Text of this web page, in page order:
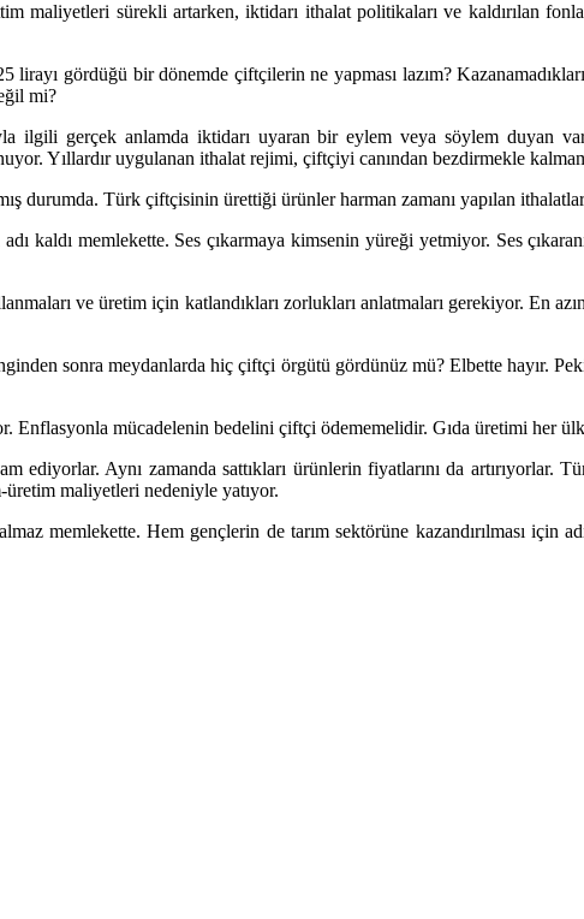
maliyetleri sürekli artarken, iktidarı ithalat politikaları ve kaldırılan
gördüğü bir dönemde çiftçilerin ne yapması lazım?
mi?
ilgili gerçek anlamda iktidarı uyaran bir eylem veya söylem duyan
Yıllardır uygulanan ithalat rejimi, çiftçiyi canından bezdirmekle
durumda. Türk çiftçisinin ürettiği ürünler harman zamanı yapılan
memlekette. Ses çıkarmaya kimsenin yüreği yetmiyor. Ses
ve üretim için katlandıkları zorlukları anlatmaları gerekiyor. En
sonra meydanlarda hiç çiftçi örgütü gördünüz mü? Elbette hayır.
mücadelenin bedelini çiftçi ödememelidir. Gıda üretimi her
ediyorlar. Aynı zamanda sattıkları ürünlerin fiyatlarını da artırıyorlar.
maliyetleri nedeniyle yatıyor.
memlekette. Hem gençlerin de tarım sektörüne kazandırılması için